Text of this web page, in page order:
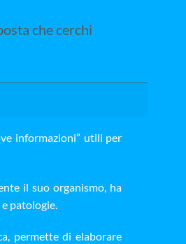
che cerchi
informazioni” utili per
il suo organismo, ha
patologie.
permette di elaborare